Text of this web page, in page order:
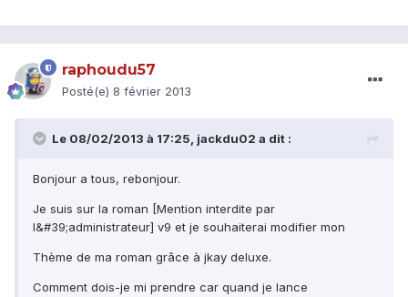
raphoudu57
Posté(e) 8 février 2013
Le 08/02/2013 à 17:25, jackdu02 a dit :
Bonjour a tous, rebonjour.
Je suis sur la roman [Mention interdite par
l&#39;administrateur] v9 et je souhaiterai modifier mon
Thème de ma roman grâce à jkay deluxe.
Comment dois-je mi prendre car quand je lance